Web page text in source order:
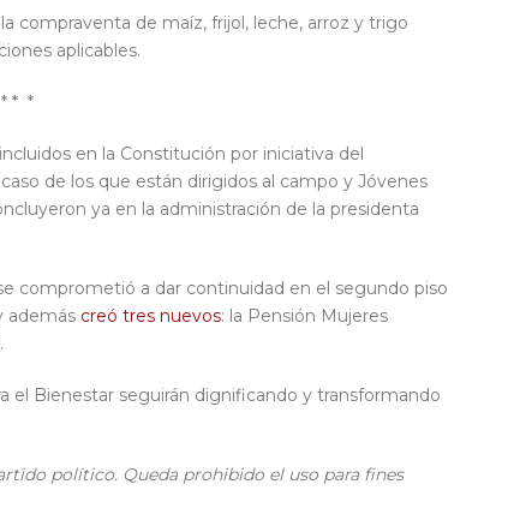
compraventa de maíz, frijol, leche, arroz y trigo
aplicables.
* * *
en la Constitución por iniciativa del
de los que están dirigidos al campo y Jóvenes
ya en la administración de la presidenta
comprometió a dar continuidad en el segundo piso
además creó tres nuevos: la Pensión Mujeres
el Bienestar seguirán dignificando y transformando
político. Queda prohibido el uso para fines